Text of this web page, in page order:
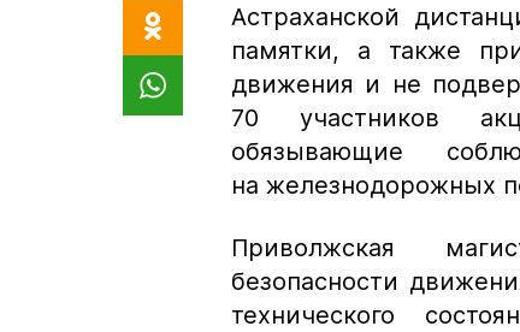
Астраханской
памятки, а также
движения и не
70 участников
обязывающие
на железнодорожных
Приволжская
безопасности
технического